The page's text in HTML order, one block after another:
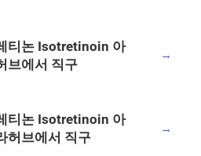
티논 Isotretinoin 아
브에서 직구
→
티논 Isotretinoin 아
허브에서 직구
→